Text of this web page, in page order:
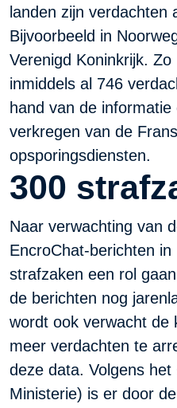
landen zijn verdachten
Bijvoorbeeld in
Verenigd Koninkrijk.
inmiddels al 746
hand van de informatie
verkregen van de
opsporingsdiensten.
300
Naar verwachting van
EncroChat-berichten
strafzaken een rol
de berichten nog
wordt ook verwacht de
meer verdachten te
deze data. Volgens
Ministerie) is er door